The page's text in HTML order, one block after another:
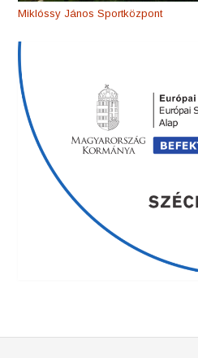
Miklóssy János Sportközpont